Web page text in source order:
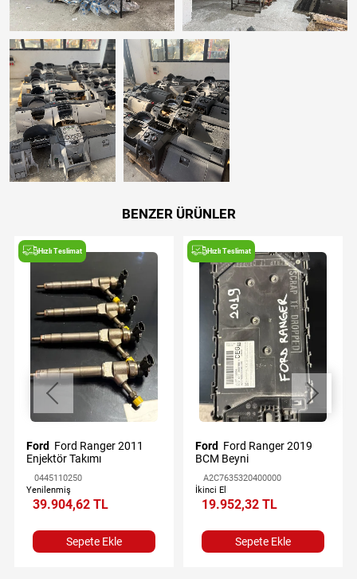
BENZER ÜRÜNLER
Hızlı Teslimat
Ford
Enjektör Takımı
0445110250
Yenilenmiş
39.904,62 TL
Sepete Ekle
Hızlı Teslimat
Ford
BCM Beyni
A2C7635320400000
İkinci El
19.952,32 TL
Sepete Ekle